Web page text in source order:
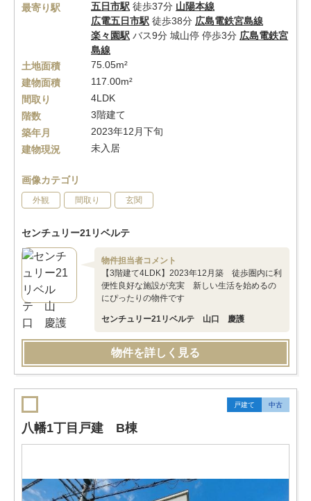
最寄り駅
五日市駅 徒歩37分 山陽本線
広電五日市駅 徒歩38分 広島電鉄宮島線
楽々園駅 バス9分 城山停 停歩3分 広島電鉄宮
島線
土地面積
75.05m²
建物面積
117.00m²
間取り
4LDK
階数
3階建て
築年月
2023年12月下旬
建物現況
未入居
画像カテゴリ
外観 間取り 玄関
センチュリー21リベルテ
物件担当者コメント
【3階建て4LDK】2023年12月築 徒歩圏内に利
便性良好な施設が充実 新しい生活を始めるの
にぴったりの物件です
センチュリー21リベルテ 山口 慶護
物件を詳しく見る
戸建て 中古
八幡1丁目戸建 B棟